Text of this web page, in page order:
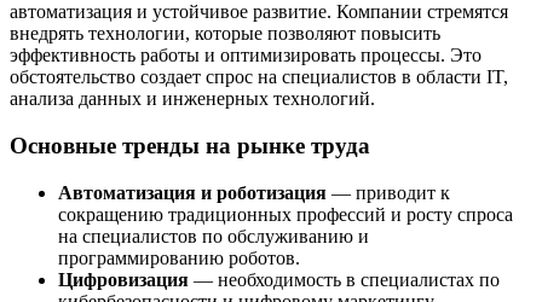
автоматизация и устойчивое развитие. Компании стремятся
внедрять технологии, которые позволяют повысить
эффективность работы и оптимизировать процессы. Это
обстоятельство создает спрос на специалистов в области IT,
анализа данных и инженерных технологий.
Основные тренды на рынке труда
Автоматизация и роботизация — приводит к
сокращению традиционных профессий и росту спроса
на специалистов по обслуживанию и
программированию роботов.
Цифровизация — необходимость в специалистах по